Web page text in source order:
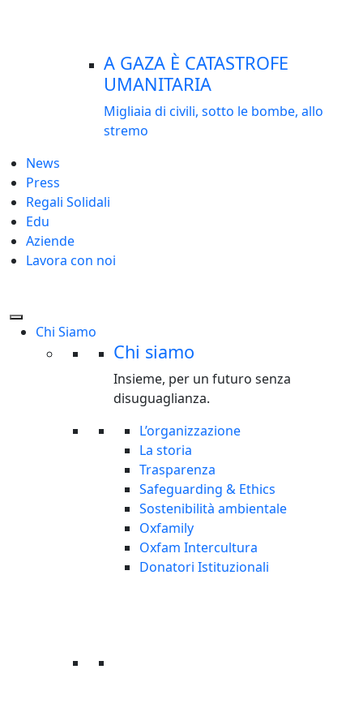
A GAZA È CATASTROFE
UMANITARIA
Migliaia di civili, sotto le bombe, allo
stremo
News
Press
Regali Solidali
Edu
Aziende
Lavora con noi
Chi Siamo
Chi siamo
Insieme, per un futuro senza
disuguaglianza.
L’organizzazione
La storia
Trasparenza
Safeguarding & Ethics
Sostenibilità ambientale
Oxfamily
Oxfam Intercultura
Donatori Istituzionali